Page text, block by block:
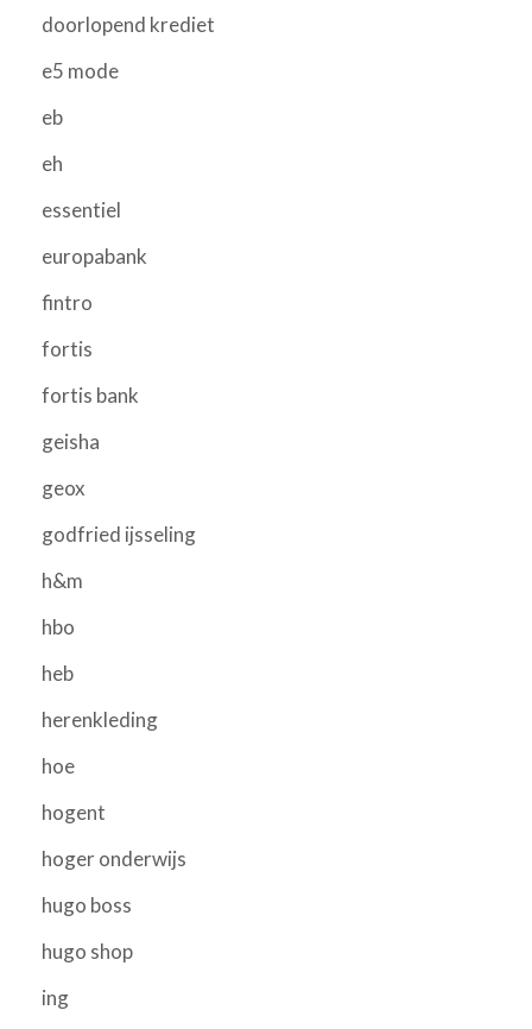
doorlopend krediet
e5 mode
eb
eh
essentiel
europabank
fintro
fortis
fortis bank
geisha
geox
godfried ijsseling
h&m
hbo
heb
herenkleding
hoe
hogent
hoger onderwijs
hugo boss
hugo shop
ing